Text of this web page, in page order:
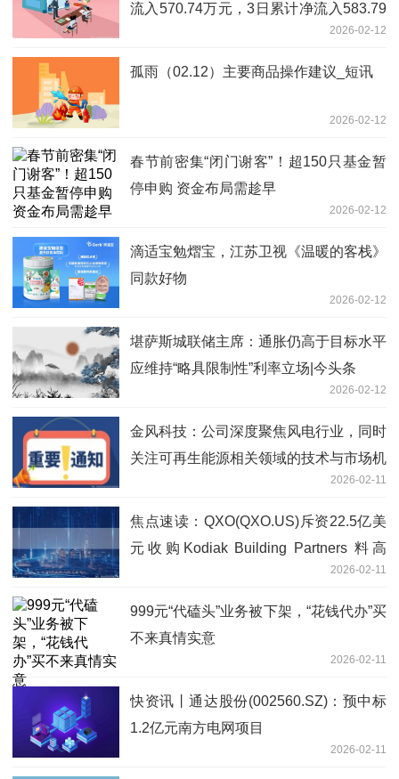
流入570.74万元，3日累计净流入583.79
2026-02-12
孤雨（02.12）主要商品操作建议_短讯
2026-02-12
春节前密集“闭门谢客”！超150只基金暂
停申购 资金布局需趁早
2026-02-12
滴适宝勉熠宝，江苏卫视《温暖的客栈》
同款好物
2026-02-12
堪萨斯城联储主席：通胀仍高于目标水平
应维持“略具限制性”利率立场|今头条
2026-02-12
金风科技：公司深度聚焦风电行业，同时
关注可再生能源相关领域的技术与市场机
2026-02-11
焦点速读：QXO(QXO.US)斥资22.5亿美
元收购Kodiak Building Partners 料高
2026-02-11
999元“代磕头”业务被下架，“花钱代办”买
不来真情实意
2026-02-11
快资讯丨通达股份(002560.SZ)：预中标
1.2亿元南方电网项目
2026-02-11